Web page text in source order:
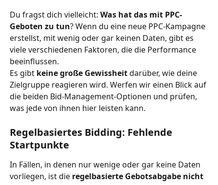
Du fragst dich vielleicht: Was hat das mit PPC-
Geboten zu tun? Wenn du eine neue PPC-Kampagne
erstellst, mit wenig oder gar keinen Daten, gibt es
viele verschiedenen Faktoren, die die Performance
beeinflussen.
Es gibt keine große Gewissheit darüber, wie deine
Zielgruppe reagieren wird. Werfen wir einen Blick auf
die beiden Bid-Management-Optionen und prüfen,
was jede von ihnen hier leisten kann.
Regelbasiertes Bidding: Fehlende
Startpunkte
In Fällen, in denen nur wenige oder gar keine Daten
vorliegen, ist die regelbasierte Gebotsabgabe nicht